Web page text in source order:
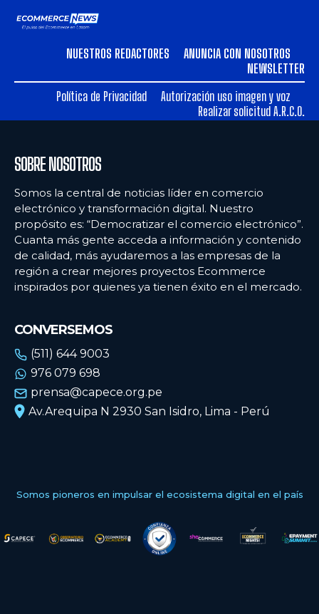
NUESTROS REDACTORES
ANUNCIA CON NOSOTROS
NEWSLETTER
Política de Privacidad
Autorización uso imagen y voz
Realizar solicitud A.R.C.O.
SOBRE NOSOTROS
Somos la central de noticias líder en comercio
electrónico y transformación digital. Nuestro
propósito es: “Democratizar el comercio electrónico”.
Cuanta más gente acceda a información y contenido
de calidad, más ayudaremos a las empresas de la
región a crear mejores proyectos Ecommerce
inspirados por quienes ya tienen éxito en el mercado.
CONVERSEMOS
(511) 644 9003
976 079 698
prensa@capece.org.pe
Av.Arequipa N 2930 San Isidro, Lima - Perú
Somos pioneros en impulsar el ecosistema digital en el país